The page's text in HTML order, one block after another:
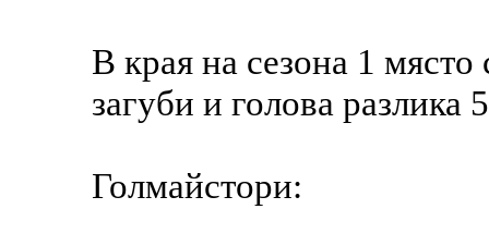
В края на сезона 1
загуби и голова разлика
Голмайстори: